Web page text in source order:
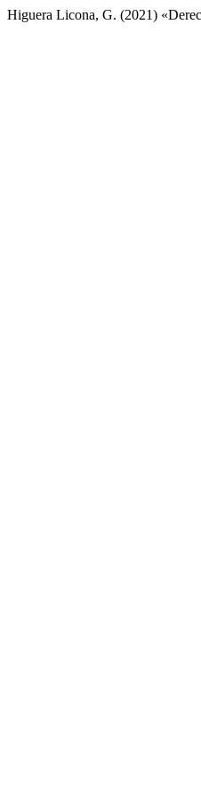
Higuera Licona, G. (2021)